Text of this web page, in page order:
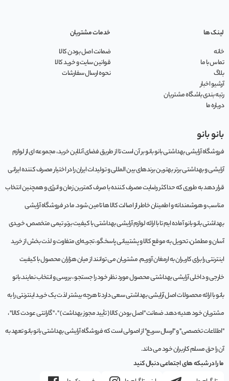
لینک ها
خانه
تماس با ما
بلاگ
آرشیو اخبار
رتبه بندی باشگاه مشتریان
درباره ما
خدمات مشتریان
ضمانت اصل بودن کالا
قوانین سایت و خرید کالا
نحوه ارسال سفارشات
بانو بانو
فروشگاه آرایشی بهداشتی بانو بانو بر آن است تا از طریق فضای آنلاین خرید، مجموعه‌ ای از لوازم
آرایشی و بهداشتی برتر بهترین برندهای بین المللی و تولیدات ایران را در اختیار مصرف کننده ایرانی
قرار دهد به طوری که حداکثر رضایت مصرف کننده با صرف کمترین زمان و انرژی و همچنین انتخاب
مناسب و هوشمندانه و اطمینان خاطر از اصالت کالا ها تامین شود. ما در فروشگاه آرایشی
بهداشتی بانو بانو آماده ایم تا با ارائه لوازم آرایشی بهداشتی با کیفیت برتر، تیمی متخصص، خریدی
آسان و مطمئن، تحویل به موقع کالا و پشتیبانی پاسخگو، تجربه‌ای متفاوت و لذت بخش از خرید
اینترنتی را برای کاربران به ارمغان آوریم. مشتريان می توانند از ميان هزاران محصول با کيفيت
خارجی و داخلی آرایشی بهداشتی محصول مورد نظر خود را جستجو ، بررسی و انتخاب نمايند.بانو
بانو با ارائه محصولات اصل آرایشی بهداشتی سعی دارد تا هرچه بیشتر لذت یک خرید اینترنتی را به
مشتریان خود هدیه دهد. ضمانت "اصل بودن کالا ( تأیید مجوز بهداشت ) " ، "گارانتی عودت کالا" ،
"اطلاعات تخصصی" و "ارسال سریع" از اصولی است که فروشگاه آرایشی بهداشتی بانو بانو تعهد به
آن را حق مسلم کاربران خود می داند.
ما را در شبکه های اجتماعی دنبال کنید